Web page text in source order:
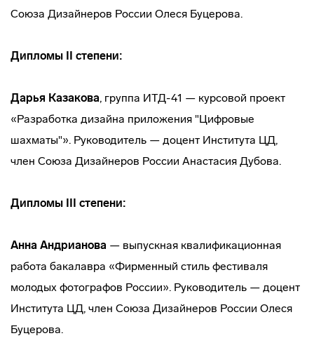
Союза Дизайнеров России Олеся Буцерова.
Дипломы II степени:
Дарья Казакова, группа ИТД-41 — курсовой проект
«Разработка дизайна приложения "Цифровые
шахматы"». Руководитель — доцент Института ЦД,
член Союза Дизайнеров России Анастасия Дубова.
Дипломы III степени:
Анна Андрианова — выпускная квалификационная
работа бакалавра «Фирменный стиль фестиваля
молодых фотографов России». Руководитель — доцент
Института ЦД, член Союза Дизайнеров России Олеся
Буцерова.